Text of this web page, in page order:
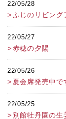
22/05/28
ふじのリビング
22/05/27
赤穂の夕陽
22/05/26
夏会席発売中で
22/05/25
別館牡丹園の生